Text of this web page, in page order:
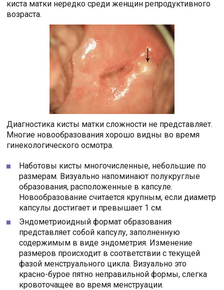
киста матки нередко среди женщин репродуктивного
возраста.
Диагностика кисты матки сложности не представляет.
Многие новообразования хорошо видны во время
гинекологического осмотра.
Наботовы кисты многочисленные, небольшие по
размерам. Визуально напоминают полукруглые
образования, расположенные в капсуле.
Новообразование считается крупным, если диаметр
капсулы достигает и превышает 1 см.
Эндометриоидный формат образования
представляет собой капсулу, заполненную
содержимым в виде эндометрия. Изменение
размеров происходит в соответствии с текущей
фазой менструального цикла. Визуально это
красно-бурое пятно неправильной формы, слегка
кровоточащее во время менструации.